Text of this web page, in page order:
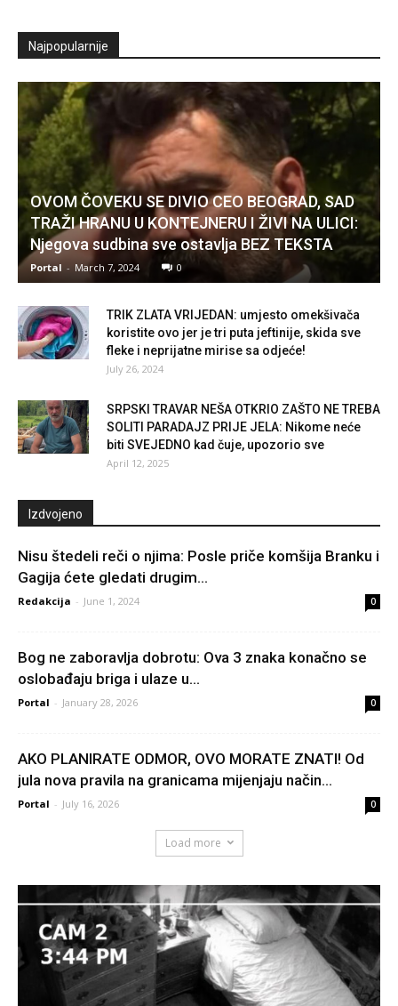
Najpopularnije
OVOM ČOVEKU SE DIVIO CEO BEOGRAD, SAD
TRAŽI HRANU U KONTEJNERU I ŽIVI NA ULICI:
Njegova sudbina sve ostavlja BEZ TEKSTA
Portal - March 7, 2024 0
TRIK ZLATA VRIJEDAN: umjesto omekšivača
koristite ovo jer je tri puta jeftinije, skida sve
fleke i neprijatne mirise sa odjeće!
July 26, 2024
SRPSKI TRAVAR NEŠA OTKRIO ZAŠTO NE TREBA
SOLITI PARADAJZ PRIJE JELA: Nikome neće
biti SVEJEDNO kad čuje, upozorio sve
April 12, 2025
Izdvojeno
Nisu štedeli reči o njima: Posle priče komšija Branku i
Gagija ćete gledati drugim...
Redakcija - June 1, 2024 0
Bog ne zaboravlja dobrotu: Ova 3 znaka konačno se
oslobađaju briga i ulaze u...
Portal - January 28, 2026 0
AKO PLANIRATE ODMOR, OVO MORATE ZNATI! Od
jula nova pravila na granicama mijenjaju način...
Portal - July 16, 2026 0
Load more